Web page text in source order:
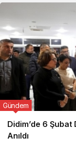
Didim’de 6
Anıldı
Gündem